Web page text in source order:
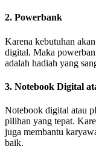
2. Powerbank
Karena kebutuhan
digital. Maka
adalah hadiah yang
3. Notebook Digital
Notebook digital atau
pilihan yang tepat.
juga membantu
baik.